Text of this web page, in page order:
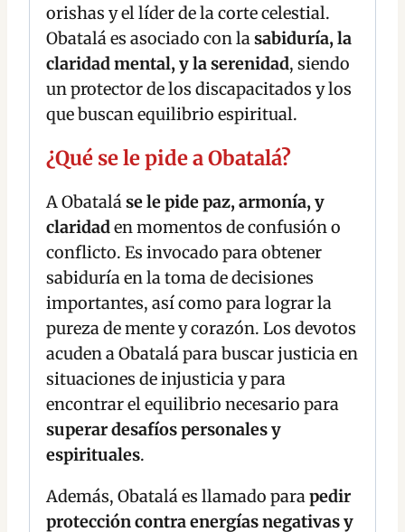
orishas y el líder de la corte celestial.
Obatalá es asociado con lasabiduría, la
claridad mental, y la serenidad, siendo
un protector de los discapacitados y los
que buscan equilibrio espiritual.
¿Qué se le pide a Obatalá?
A Obataláse le pide paz, armonía, y
claridaden momentos de confusión o
conflicto. Es invocado para obtener
sabiduría en la toma de decisiones
importantes, así como para lograr la
pureza de mente y corazón. Los devotos
acuden a Obatalá para buscar justicia en
situaciones de injusticia y para
encontrar el equilibrio necesario para
superar desafíos personales y
espirituales.
Además, Obatalá es llamado parapedir
protección contra energías negativas y